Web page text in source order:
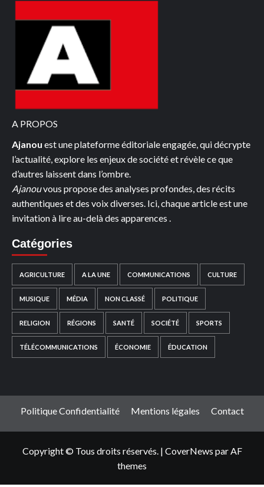
A PROPOS
Ajanou est une plateforme éditoriale engagée, qui décrypte
l’actualité, explore les enjeux de société et révèle ce que
d’autres laissent dans l’ombre.
Ajanouvous propose des analyses profondes, des récits
authentiques et des voix diverses. Ici, chaque article est une
invitation à lire au-delà des apparences .
Catégories
AGRICULTURE A LA UNE COMMUNICATIONS CULTURE
MUSIQUE MÉDIA NON CLASSÉ POLITIQUE
RELIGION RÉGIONS SANTÉ SOCIÉTÉ SPORTS
TÉLÉCOMMUNICATIONS ÉCONOMIE ÉDUCATION
Politique Confidentialité Mentions légales Contact
Copyright © Tous droits réservés. | CoverNews par AF
themes